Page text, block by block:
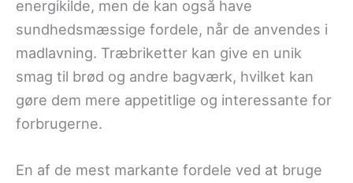
energikilde, men de kan også have
sundhedsmæssige fordele, når de anvendes i
madlavning. Træbriketter kan give en unik
smag til brød og andre bagværk, hvilket kan
gøre dem mere appetitlige og interessante for
forbrugerne.
En af de mest markante fordele ved at bruge